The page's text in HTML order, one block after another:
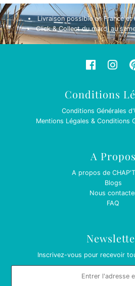
Livraison possible en France et
Click & Collect du mardi au
Conditions
Conditions Générales
Mentions Légales & Conditions
A Propos
A propos de
Blogs
Nous
FAQ
Inscrivez-vous pour recevoir